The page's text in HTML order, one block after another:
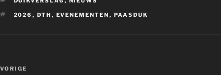
TAGS
2026 , DTH , EVENEMENTEN , PAASDUK
Bericht
Vorig
VORIGE